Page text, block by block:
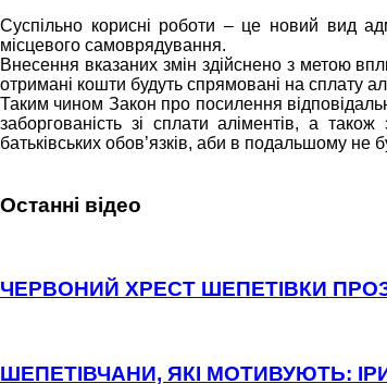
Суспільно корисні роботи – це новий вид
місцевого самоврядування.
Внесення вказаних змін здійснено з метою
отримані кошти будуть спрямовані на сплату
Таким чином Закон про посилення
заборгованість зі сплати аліментів, а
батьківських обов’язків, аби в подальшому не
Останні відео
ЧЕРВОНИЙ ХРЕСТ ШЕПЕТІВКИ
ШЕПЕТІВЧАНИ, ЯКІ МОТИВУЮТЬ: